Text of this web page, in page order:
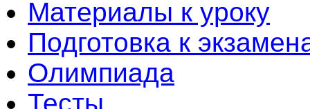
Материалы к уроку
Подготовка к
Олимпиада